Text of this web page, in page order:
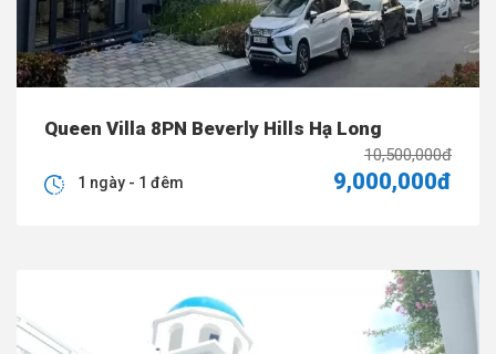
Queen Villa 8PN Beverly Hills Hạ Long
10,500,000đ
9,000,000đ
1 ngày - 1 đêm